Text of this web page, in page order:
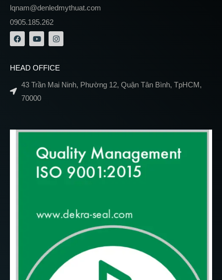
lqnam@denledmythuat.com
0905.185.262
HEAD OFFICE
43 Trần Mai Ninh, Phường 12, Quận Tân Bình, TpHCM,
70000